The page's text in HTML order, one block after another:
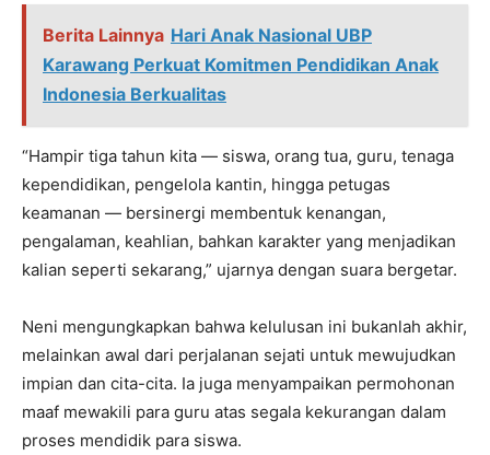
Berita Lainnya Hari Anak Nasional UBP
Karawang Perkuat Komitmen Pendidikan Anak
Indonesia Berkualitas
“Hampir tiga tahun kita — siswa, orang tua, guru, tenaga
kependidikan, pengelola kantin, hingga petugas
keamanan — bersinergi membentuk kenangan,
pengalaman, keahlian, bahkan karakter yang menjadikan
kalian seperti sekarang,” ujarnya dengan suara bergetar.
Neni mengungkapkan bahwa kelulusan ini bukanlah akhir,
melainkan awal dari perjalanan sejati untuk mewujudkan
impian dan cita-cita. Ia juga menyampaikan permohonan
maaf mewakili para guru atas segala kekurangan dalam
proses mendidik para siswa.